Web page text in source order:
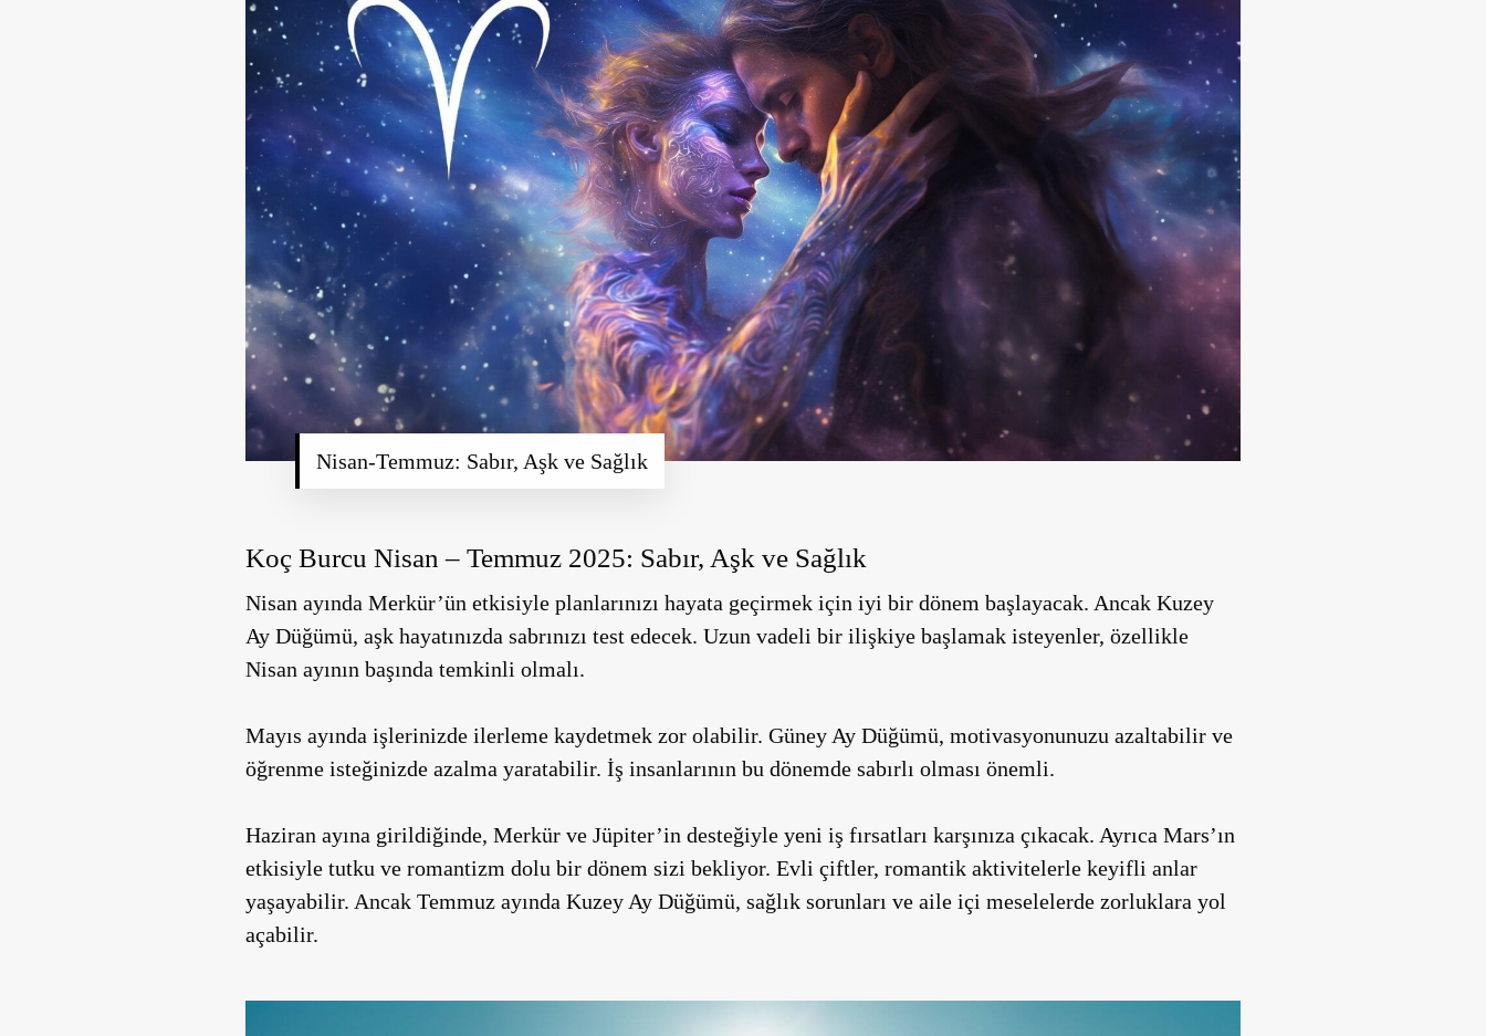
Nisan-Temmuz: Sabır, Aşk ve Sağlık
Koç Burcu Nisan – Temmuz 2025: Sabır, Aşk ve Sağlık
Nisan ayında Merkür’ün etkisiyle planlarınızı hayata geçirmek için iyi bir dönem başlayacak. Ancak Kuzey
Ay Düğümü, aşk hayatınızda sabrınızı test edecek. Uzun vadeli bir ilişkiye başlamak isteyenler, özellikle
Nisan ayının başında temkinli olmalı.
Mayıs ayında işlerinizde ilerleme kaydetmek zor olabilir. Güney Ay Düğümü, motivasyonunuzu azaltabilir ve
öğrenme isteğinizde azalma yaratabilir. İş insanlarının bu dönemde sabırlı olması önemli.
Haziran ayına girildiğinde, Merkür ve Jüpiter’in desteğiyle yeni iş fırsatları karşınıza çıkacak. Ayrıca Mars’ın
etkisiyle tutku ve romantizm dolu bir dönem sizi bekliyor. Evli çiftler, romantik aktivitelerle keyifli anlar
yaşayabilir. Ancak Temmuz ayında Kuzey Ay Düğümü, sağlık sorunları ve aile içi meselelerde zorluklara yol
açabilir.